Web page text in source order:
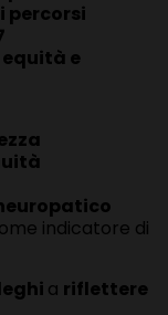
percorsi
e
indicatore di
a riflettere